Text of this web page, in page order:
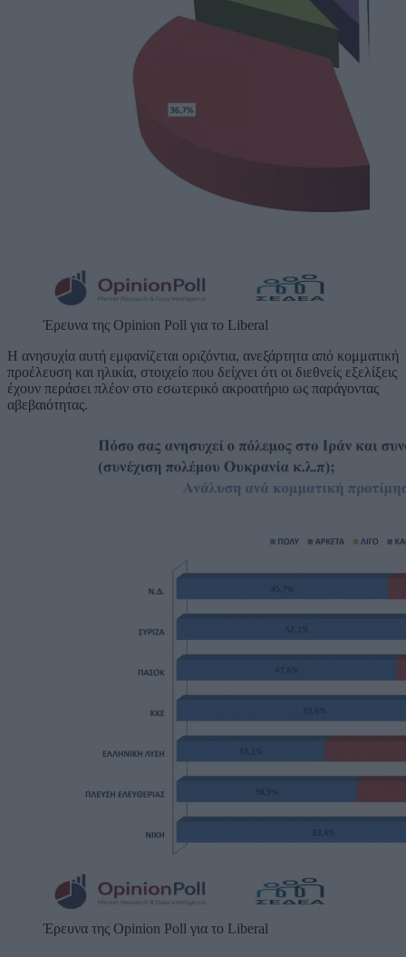
Έρευνα της Opinion Poll για το Liberal
Η ανησυχία αυτή εμφανίζεται οριζόντια, ανεξάρτητα από κομματική
προέλευση και ηλικία, στοιχείο που δείχνει ότι οι διεθνείς εξελίξεις
έχουν περάσει πλέον στο εσωτερικό ακροατήριο ως παράγοντας
αβεβαιότητας.
Έρευνα της Opinion Poll για το Liberal